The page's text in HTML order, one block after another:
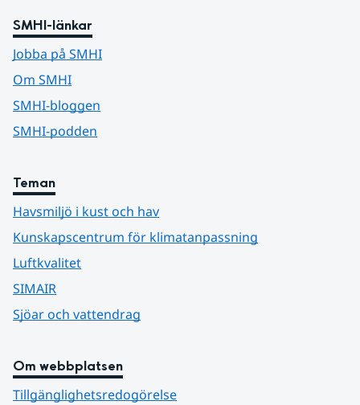
SMHI-länkar
Jobba på SMHI
Om SMHI
SMHI-bloggen
SMHI-podden
Teman
Havsmiljö i kust och hav
Kunskapscentrum för klimatanpassning
Luftkvalitet
SIMAIR
Sjöar och vattendrag
Om webbplatsen
Tillgänglighetsredogörelse